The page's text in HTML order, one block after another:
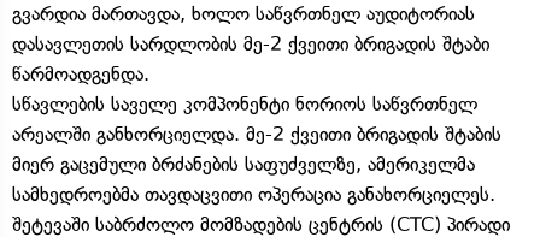
გვარდია მართავდა, ხოლო საწვრთნელ აუდიტორიას
დასავლეთის სარდლობის მე-2 ქვეითი ბრიგადის შტაბი
წარმოადგენდა.
სწავლების საველე კომპონენტი ნორიოს საწვრთნელ
არეალში განხორციელდა. მე-2 ქვეითი ბრიგადის შტაბის
მიერ გაცემული ბრძანების საფუძველზე, ამერიკელმა
სამხედროებმა თავდაცვითი ოპერაცია განახორციელეს.
შეტევაში საბრძოლო მომზადების ცენტრის (CTC) პირადი